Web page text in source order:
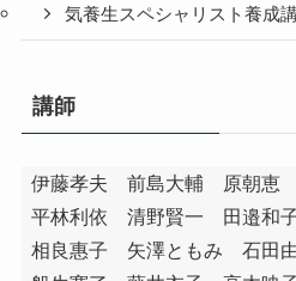
気養生スペシャリスト養成
講師
伊藤孝夫 前島大輔 原朝恵
平林利依
清野賢一
田邉和
相良惠子
矢澤ともみ 石田